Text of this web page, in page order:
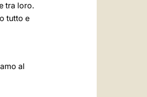
tra loro.
tutto e
al